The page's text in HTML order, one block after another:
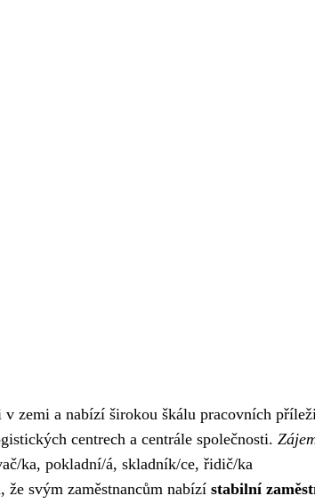
zemi a nabízí širokou škálu pracovních
centrech a centrále společnosti.
ka, pokladní/á, skladník/ce, řidič/ka
svým zaměstnancům nabízí stabilní